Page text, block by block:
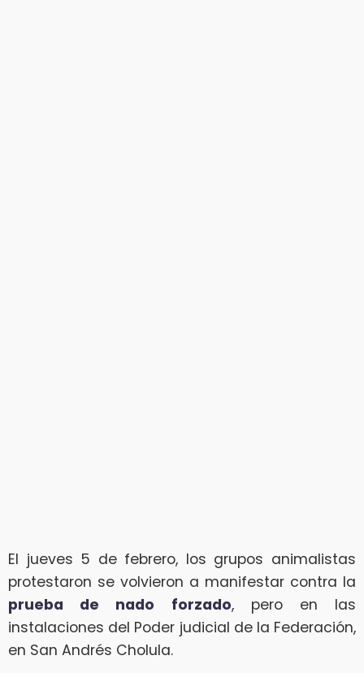
El jueves 5 de febrero, los grupos animalistas
protestaron se volvieron a manifestar contra la
prueba de nado forzado, pero en las
instalaciones del Poder judicial de la Federación,
en San Andrés Cholula.